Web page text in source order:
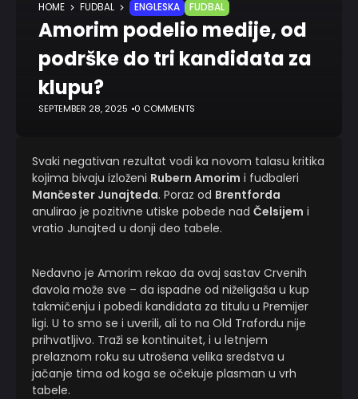
HOME FUDBAL ENGLESKA FUDBAL
Amorim podelio medije, od
podrške do tri kandidata za
klupu?
SEPTEMBER 28, 2025 0 COMMENTS
Svaki negativan rezultat vodi ka novom talasu kritika
kojima bivaju izloženi Rubern Amorim i fudbaleri
Mančester Junajteda. Poraz od Brentforda
anulirao je pozitivne utiske pobede nad Čelsijem i
vratio Junajted u donji deo tabele.
Nedavno je Amorim rekao da ovaj sastav Crvenih
đavola može sve – da ispadne od niželigaša u kup
takmičenju i pobedi kandidata za titulu u Premijer
ligi. U to smo se i uverili, ali to na Old Trafordu nije
prihvatljivo. Traži se kontinuitet, i u letnjem
prelaznom roku su utrošena velika sredstva u
jačanje tima od koga se očekuje plasman u vrh
tabele.